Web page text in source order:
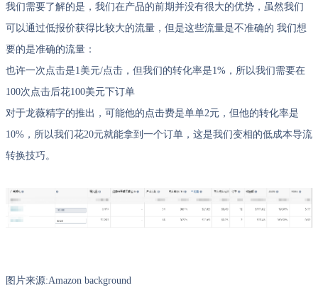
我们需要了解的是，我们在产品的前期并没有很大的优势，虽然我们
可以通过低报价获得比较大的流量，但是这些流量是不准确的 我们想
要的是准确的流量：
也许一次点击是1美元/点击，但我们的转化率是1%，所以我们需要在
100次点击后花100美元下订单
对于龙薇精字的推出，可能他的点击费是单单2元，但他的转化率是
10%，所以我们花20元就能拿到一个订单，这是我们变相的低成本导流
转换技巧。
图片来源:Amazon background